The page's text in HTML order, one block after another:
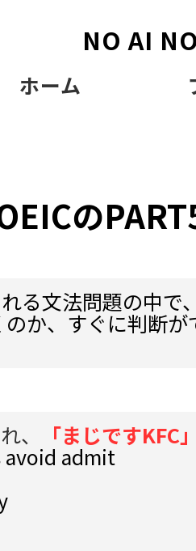
NO AI
ホーム
の
る文法問題の中で
か、すぐに判断
、 「まじですKFC」
avoid admit